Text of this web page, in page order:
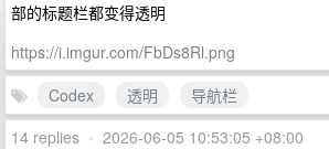
部的标题栏都变得透明
https://i.imgur.com/FbDs8Rl.png
Codex
透明
导航栏
14 replies • 2026-06-05 10:53:05 +08:00